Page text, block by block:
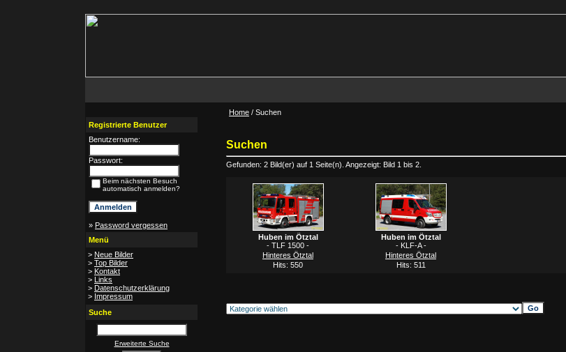
Registrierte Benutzer
Benutzername:
Passwort:
Beim nächsten Besuch
automatisch anmelden?
» Password vergessen
Menü
> Neue Bilder
> Top Bilder
> Kontakt
> Links
> Datenschutzerklärung
> Impressum
Suche
Erweiterte Suche
Home / Suchen
Suchen
Gefunden: 2 Bild(er) auf 1 Seite(n). Angezeigt: Bild 1 bis 2.
Huben im Ötztal
- TLF 1500 -
Hinteres Ötztal
Hits: 550
Huben im Ötztal
- KLF-A -
Hinteres Ötztal
Hits: 511